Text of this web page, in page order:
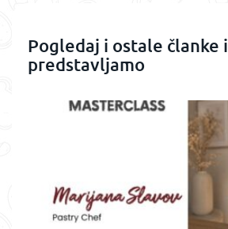
Pogledaj i ostale članke
predstavljamo